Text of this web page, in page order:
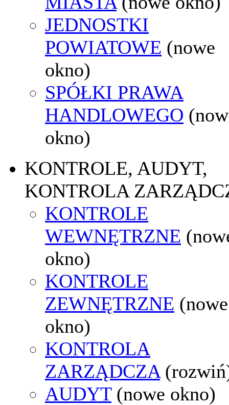
JEDNOSTKI
POWIATOWE (nowe
okno)
SPÓŁKI PRAWA
HANDLOWEGO
okno)
KONTROLE, AUDYT,
KONTROLA
KONTROLE
WEWNĘTRZNE
okno)
KONTROLE
ZEWNĘTRZNE (nowe
okno)
KONTROLA
ZARZĄDCZA
AUDYT (nowe okno)